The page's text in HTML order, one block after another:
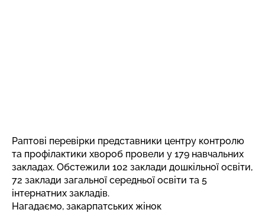
Раптові перевірки представники центру контролю
та профілактики хвороб провели у 179 навчальних
закладах. Обстежили 102 заклади дошкільної освіти,
72 заклади загальної середньої освіти та 5
інтернатних закладів.
Нагадаємо, закарпатських жінок